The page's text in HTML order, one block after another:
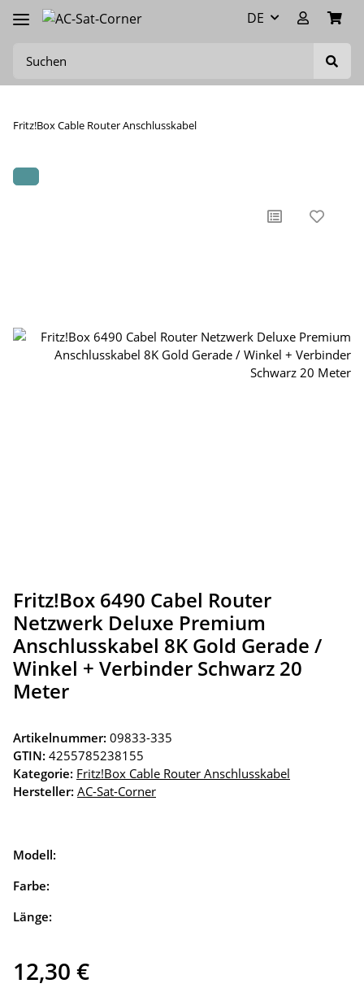
DE
Fritz!Box Cable Router Anschlusskabel
Fritz!Box 6490 Cabel Router
Netzwerk Deluxe Premium
Anschlusskabel 8K Gold Gerade /
Winkel + Verbinder Schwarz 20
Meter
Artikelnummer: 09833-335
GTIN: 4255785238155
Kategorie: Fritz!Box Cable Router Anschlusskabel
Hersteller: AC-Sat-Corner
Modell:
Farbe:
Länge:
12,30 €